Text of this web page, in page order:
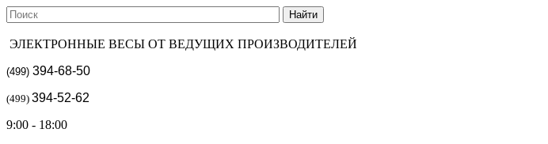
ЭЛЕКТРОННЫЕ ВЕСЫ ОТ ВЕДУЩИХ ПРОИЗВОДИТЕЛЕЙ
(499) 394-68-50
(499) 394-52-62
9:00 - 18:00